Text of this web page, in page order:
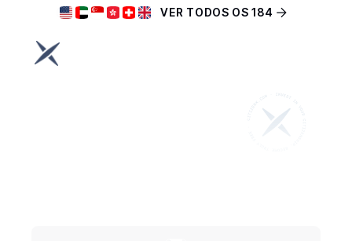
VER TODOS OS 184